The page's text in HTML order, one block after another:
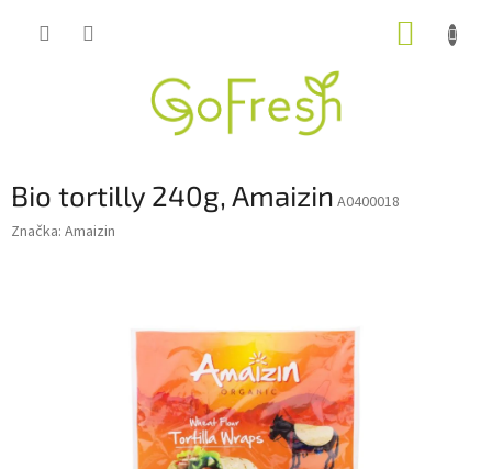
Bio tortilly 240g, Amaizin A0400018
Značka: Amaizin